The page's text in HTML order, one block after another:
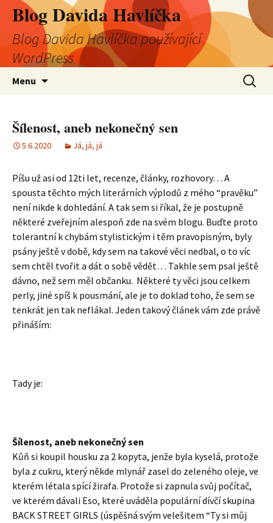
Blog Davida Havlíčka
Blog Davida Havlíčka používající
WordPress
Menu
Šílenost, aneb nekonečný sen
5.6.2020 Já, já, já
Píšu už asi od 12ti let, recenze, články, rozhovory… A
spousta těchto mých literárních výplodů z mého “pravěku”
není nikde k dohledání. A tak sem si říkal, že je postupně
některé zveřejním alespoň zde na svém blogu. Buďte proto
tolerantní k chybám stylistickým i těm pravopisným, byly
psány ještě v době, kdy sem na takové věci nedbal, o to víc
sem chtěl tvořit a dát o sobě vědět… Takhle sem psal ještě
dávno, než sem měl občanku. Některé ty věci jsou celkem
perly, jiné spíš k pousmání, ale je to doklad toho, že sem se
tenkrát jen tak neflákal. Jeden takový článek vám zde právě
přináším:
Tady je:
Šílenost, aneb nekonečný sen
Kůň si koupil housku za 2 kopyta, jenže byla kyselá, protože
byla z cukru, který někde mlynář zasel do zeleného oleje, ve
kterém létala spící žirafa. Protože si zapnula svůj počítač,
ve kterém dávali Eso, které uváděla populární dívčí skupina
BACK STREET GIRLS (úspěšná svým velešitem “Ty si můj